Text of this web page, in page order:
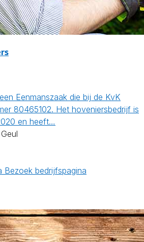
Eenmanszaak die bij de KvK
80465102. Het hoveniersbedrijf is
en heeft…
Bezoek bedrijfspagina